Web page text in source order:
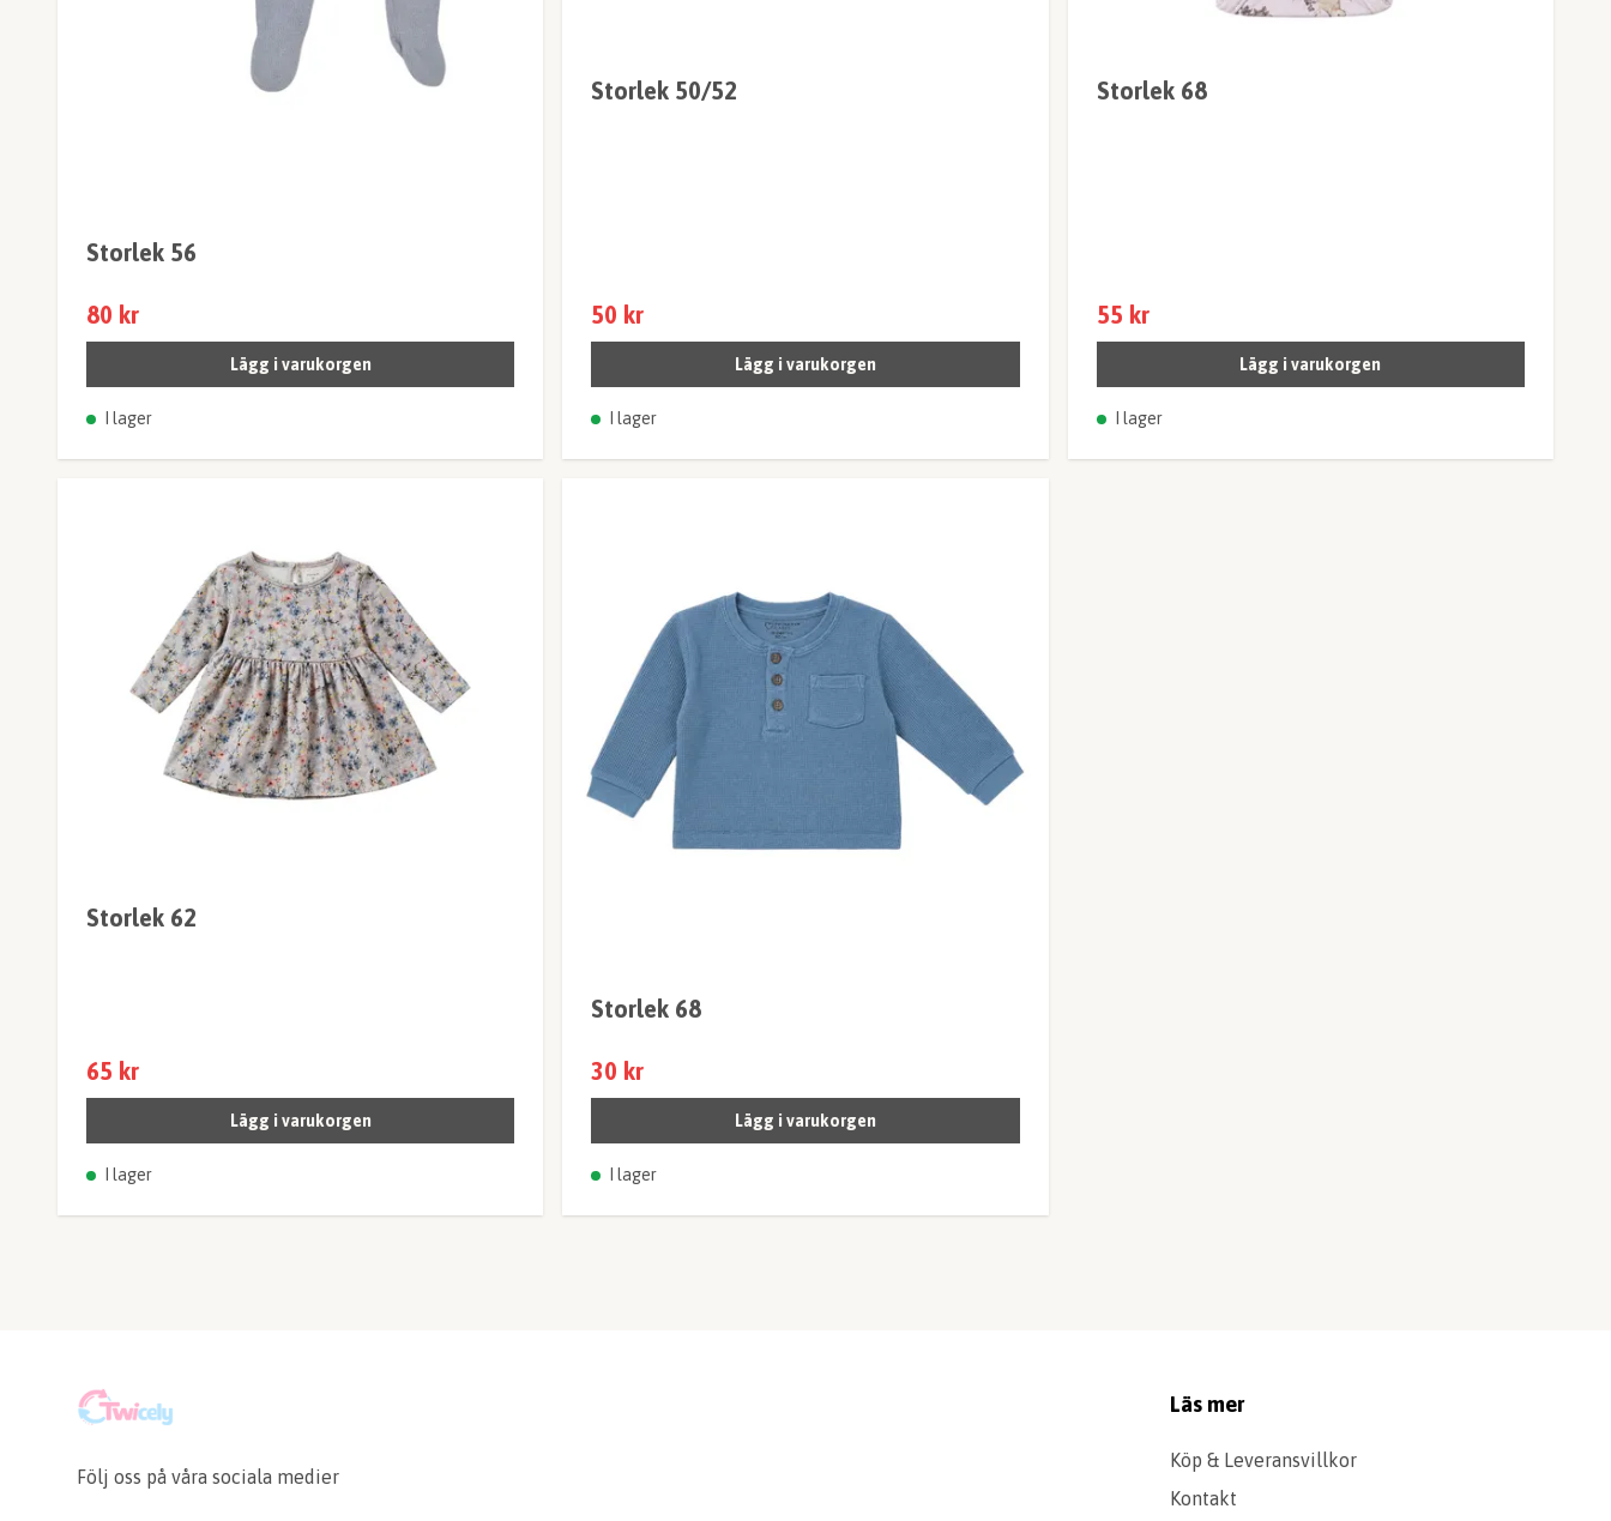
Storlek 56
80 kr
Lägg i varukorgen
I lager
Storlek 50/52
50 kr
Lägg i varukorgen
I lager
Storlek 68
55 kr
Lägg i varukorgen
I lager
Storlek 62
65 kr
Lägg i varukorgen
I lager
Storlek 68
30 kr
Lägg i varukorgen
I lager
Följ oss på våra sociala medier
Läs mer
Köp & Leveransvillkor
Kontakt